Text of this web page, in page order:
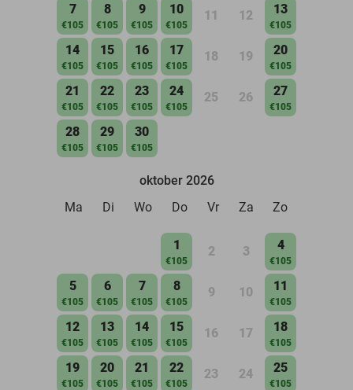
7
€105
8
€105
9
€105
10
€105
11 12 13
€105
14
€105
15
€105
16
€105
17
€105
18 19 20
€105
21
€105
22
€105
23
€105
24
€105
25 26 27
€105
28
€105
29
€105
30
€105
oktober 2026
Ma
Di Wo Do Vr Za Zo
1
€105
2 3 4
€105
5
€105
6
€105
7
€105
8
€105
9 10 11
€105
12
€105
13
€105
14
€105
15
€105
16 17 18
€105
19
€105
20
€105
21
€105
22
€105
23 24 25
€105